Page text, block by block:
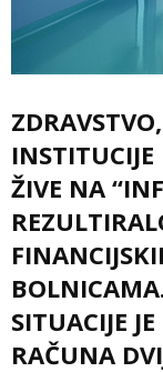
ŽIVE NA
SITUACIJE
RAČUNA